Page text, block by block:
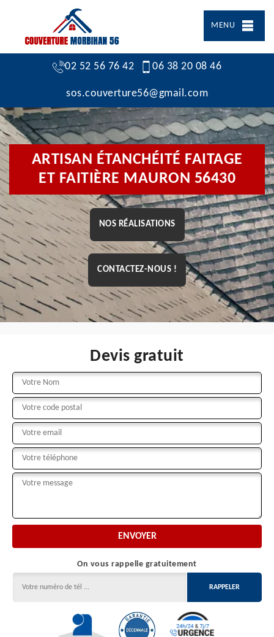
MENU
02 52 56 76 42 06 38 20 08 46
sos.couverture56@gmail.com
ARTISAN ÉTANCHÉITÉ FAITAGE
ET FAITIÈRE MAURON 56430
NOS RÉALISATIONS
CONTACTEZ-NOUS !
Devis gratuit
On vous rappelle gratuitement